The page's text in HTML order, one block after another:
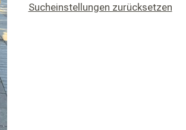
Sucheinstellungen zurücksetzen